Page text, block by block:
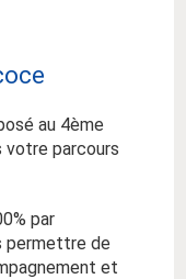
au 4ème
votre parcours
par
permettre de
et